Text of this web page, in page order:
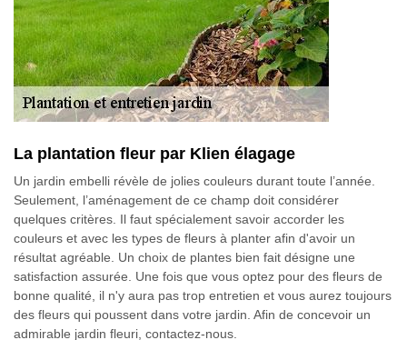
La plantation fleur par Klien élagage
Un jardin embelli révèle de jolies couleurs durant toute l’année.
Seulement, l’aménagement de ce champ doit considérer
quelques critères. Il faut spécialement savoir accorder les
couleurs et avec les types de fleurs à planter afin d'avoir un
résultat agréable. Un choix de plantes bien fait désigne une
satisfaction assurée. Une fois que vous optez pour des fleurs de
bonne qualité, il n'y aura pas trop entretien et vous aurez toujours
des fleurs qui poussent dans votre jardin. Afin de concevoir un
admirable jardin fleuri, contactez-nous.